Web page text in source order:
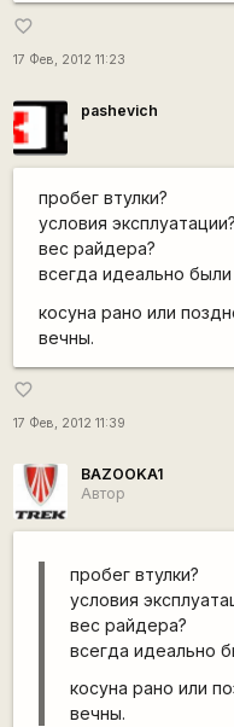
favorite_border
17 Фев, 2012 11:23
pashevich
пробег втулки?
условия эксплуатации?
вес райдера?
всегда идеально
косуна рано или
вечны.
favorite_border
17 Фев, 2012 11:39
BAZOOKA1
Автор
пробег втулки?
условия
вес райдера?
всегда идеально
косуна рано или
вечны.